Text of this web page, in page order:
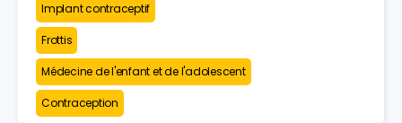
Implant contraceptif
Frottis
Médecine de l'enfant et de l'adolescent
Contraception